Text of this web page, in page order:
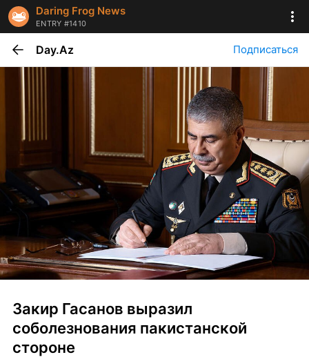
Daring Frog News
ENTRY #1410
Day.Az Подписаться
Закир Гасанов выразил
соболезнования пакистанской
стороне